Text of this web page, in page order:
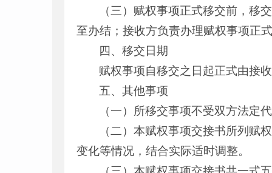
（三）赋权事项正式移交前，移
至办结；接收方负责办理赋权事项正
四、移交日期
赋权事项自移交之日起正式由接
五、其他事项
（一）所移交事项不受双方法定
（二）本赋权事项交接书所列赋
变化等情况，结合实际适时调整。